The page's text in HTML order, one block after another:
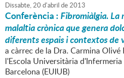
Dissabte,20 d'abril de2013
Conferència :Fibromiàlgia. La
malaltia crònica que genera
diferents espais i contextos de
a càrrec de la Dra. Carmina
l'Escola Universitària
Barcelona (EUIUB)